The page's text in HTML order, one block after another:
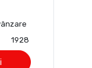
1928